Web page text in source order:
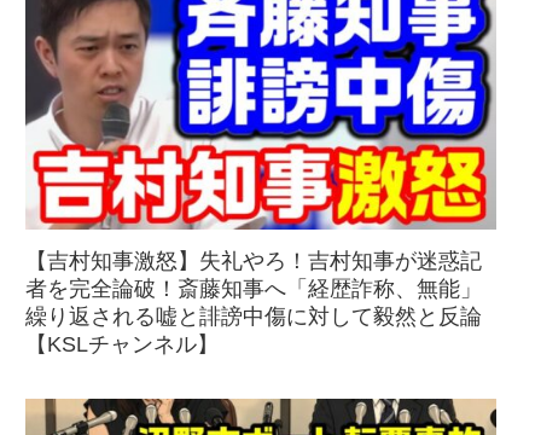
【吉村知事激怒】失礼やろ！吉村知事が迷惑記
者を完全論破！斎藤知事へ「経歴詐称、無能」
繰り返される嘘と誹謗中傷に対して毅然と反論
【KSLチャンネル】